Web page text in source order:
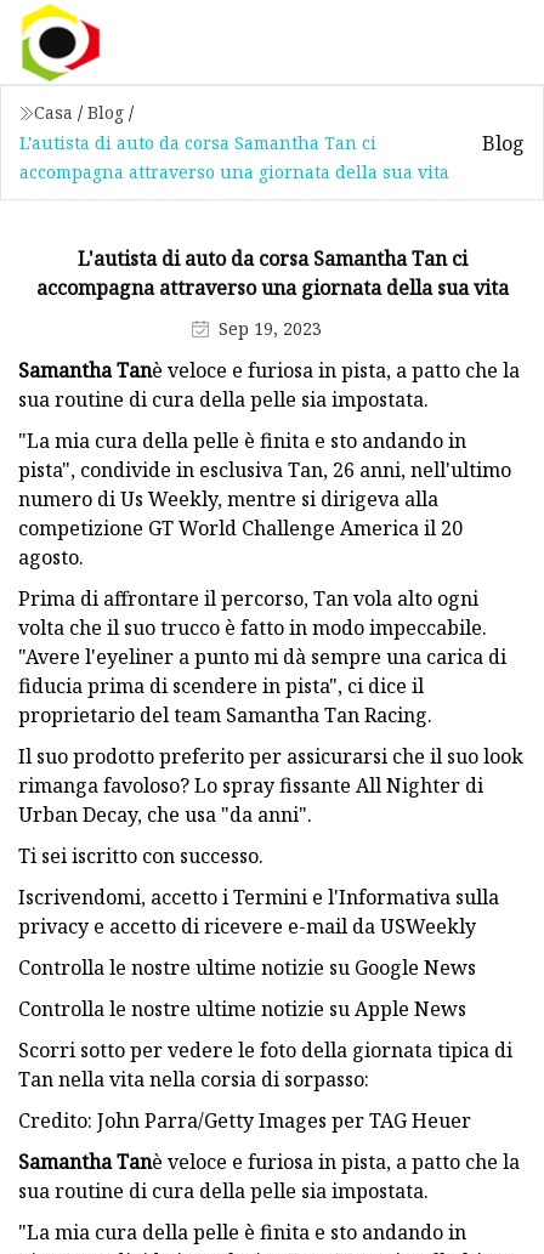
Casa / Blog /
L'autista di auto da corsa Samantha Tan ci
accompagna attraverso una giornata della sua vita
Blog
L'autista di auto da corsa Samantha Tan ci
accompagna attraverso una giornata della sua vita
Sep 19, 2023
Samantha Tanè veloce e furiosa in pista, a patto che la
sua routine di cura della pelle sia impostata.
"La mia cura della pelle è finita e sto andando in
pista", condivide in esclusiva Tan, 26 anni, nell'ultimo
numero di Us Weekly, mentre si dirigeva alla
competizione GT World Challenge America il 20
agosto.
Prima di affrontare il percorso, Tan vola alto ogni
volta che il suo trucco è fatto in modo impeccabile.
"Avere l'eyeliner a punto mi dà sempre una carica di
fiducia prima di scendere in pista", ci dice il
proprietario del team Samantha Tan Racing.
Il suo prodotto preferito per assicurarsi che il suo look
rimanga favoloso? Lo spray fissante All Nighter di
Urban Decay, che usa "da anni".
Ti sei iscritto con successo.
Iscrivendomi, accetto i Termini e l'Informativa sulla
privacy e accetto di ricevere e-mail da USWeekly
Controlla le nostre ultime notizie su Google News
Controlla le nostre ultime notizie su Apple News
Scorri sotto per vedere le foto della giornata tipica di
Tan nella vita nella corsia di sorpasso:
Credito: John Parra/Getty Images per TAG Heuer
Samantha Tanè veloce e furiosa in pista, a patto che la
sua routine di cura della pelle sia impostata.
"La mia cura della pelle è finita e sto andando in